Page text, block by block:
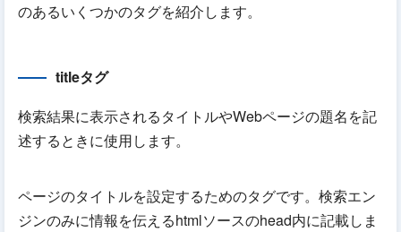
のあるいくつかのタグを紹介します。
titleタグ
検索結果に表示されるタイトルやWebページの題名を記
述するときに使用します。
ページのタイトルを設定するためのタグです。検索エン
ジンのみに情報を伝えるhtmlソースのhead内に記載しま